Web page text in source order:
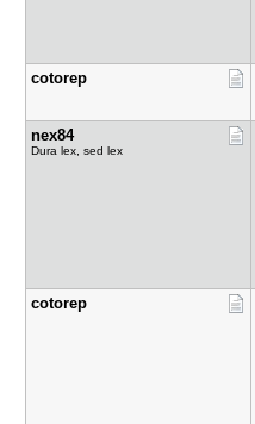
cotorep
nex84
Dura lex, sed lex
cotorep